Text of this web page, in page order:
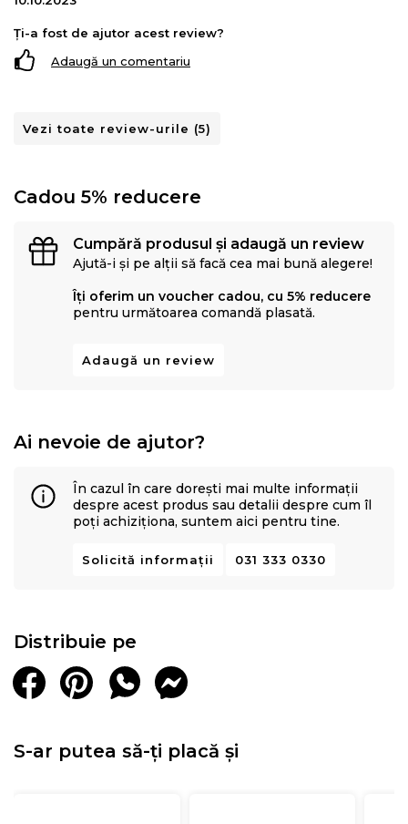
Ți-a fost de ajutor acest review?
Adaugă un comentariu
Vezi toate review-urile (5)
Cadou 5% reducere
Cumpără produsul și adaugă un review
Ajută-i și pe alții să facă cea mai bună alegere!
Îți oferim un voucher cadou, cu 5% reducere
pentru următoarea comandă plasată.
Adaugă un review
Ai nevoie de ajutor?
În cazul în care dorești mai multe informații
despre acest produs sau detalii despre cum îl
poți achiziționa, suntem aici pentru tine.
Solicită informații 031 333 0330
Distribuie pe
S-ar putea să-ți placă și